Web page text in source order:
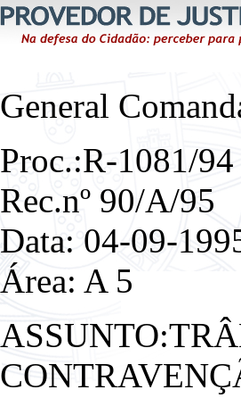
General
Proc.:R-1081/94
Rec.nº 90/A/95
Data: 04-09-
Área: A 5